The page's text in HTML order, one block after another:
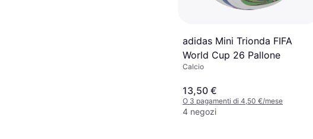
adidas Mini Trionda FIFA
World Cup 26 Pallone
Calcio
13,50 €
O 3 pagamenti di 4,50 €/mese
4 negozi